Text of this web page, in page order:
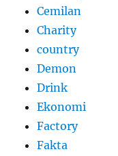
Cemilan
Charity
country
Demon
Drink
Ekonomi
Factory
Fakta